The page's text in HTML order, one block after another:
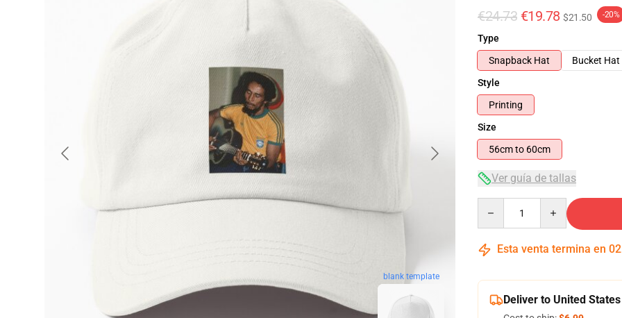
blank template
€24.73 €19.78 $21.50 -20%
Type
Snapback Hat
Bucket Hat
Style
Printing
Size
56cm to 60cm
Ver guía de tallas
Esta venta termina en 02
Deliver to United States